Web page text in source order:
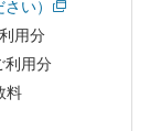
い）
用分
利用分
料